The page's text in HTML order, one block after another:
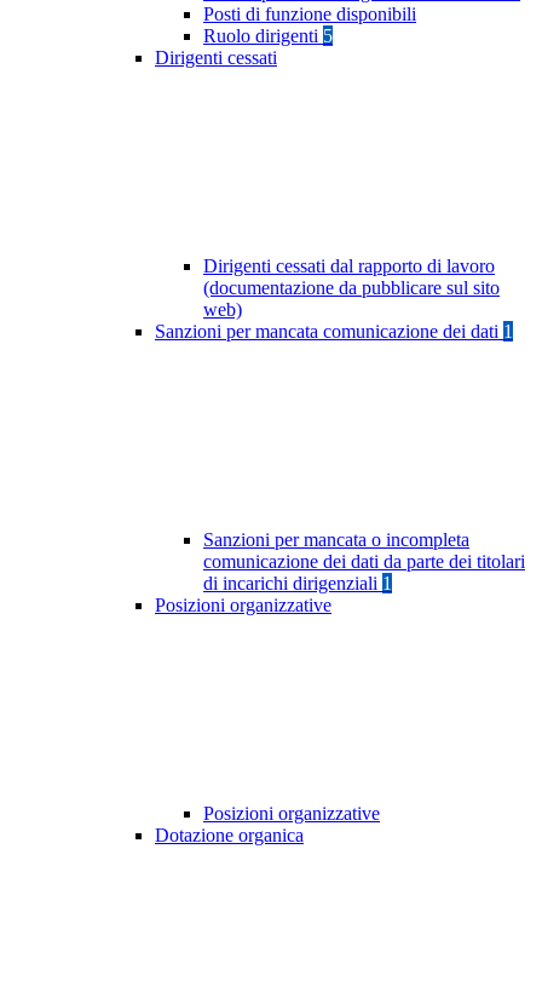
Posti di funzione disponibili
Ruolo dirigenti 5
Dirigenti cessati
Dirigenti cessati dal rapporto di lavoro
(documentazione da pubblicare sul sito
web)
Sanzioni per mancata comunicazione dei dati 1
Sanzioni per mancata o incompleta
comunicazione dei dati da parte dei titolari
di incarichi dirigenziali 1
Posizioni organizzative
Posizioni organizzative
Dotazione organica